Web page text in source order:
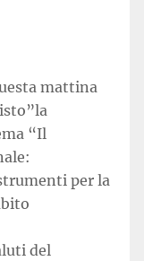
mattina
“Il
per la
del